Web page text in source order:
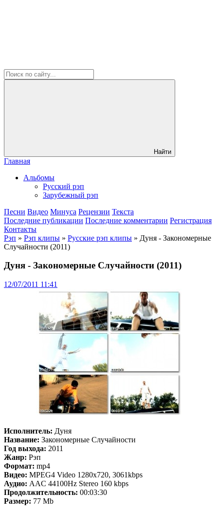
Найти
Главная
Альбомы
Русский рэп
Зарубежный рэп
Песни Видео Минуса Рецензии Текста
Последние публикации Последние комментарии Регистрация
Контакты
Рэп » Рэп клипы » Русские рэп клипы » Дуня - Закономерные
Случайности (2011)
Дуня - Закономерные Случайности (2011)
12/07/2011 11:41
Исполнитель: Дуня
Название: Закономерные Случайности
Год выхода: 2011
Жанр: Рэп
Формат: mp4
Видео: MPEG4 Video 1280x720, 3061kbps
Аудио: AAC 44100Hz Stereo 160 kbps
Продолжительность: 00:03:30
Размер: 77 Mb